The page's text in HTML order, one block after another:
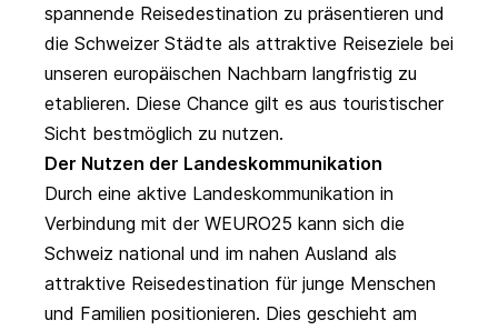
spannende Reisedestination zu präsentieren und
die Schweizer Städte als attraktive Reiseziele bei
unseren europäischen Nachbarn langfristig zu
etablieren. Diese Chance gilt es aus touristischer
Sicht bestmöglich zu nutzen.
Der Nutzen der Landeskommunikation
Durch eine aktive Landeskommunikation in
Verbindung mit der WEURO25 kann sich die
Schweiz national und im nahen Ausland als
attraktive Reisedestination für junge Menschen
und Familien positionieren. Dies geschieht am